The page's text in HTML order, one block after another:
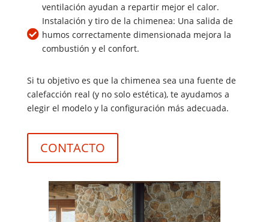
ventilación ayudan a repartir mejor el calor.

Instalación y tiro de la chimenea: Una salida de
humos correctamente dimensionada mejora la
combustión y el confort.
Si tu objetivo es que la chimenea sea una fuente de
calefacción real (y no solo estética), te ayudamos a
elegir el modelo y la configuración más adecuada.
CONTACTO